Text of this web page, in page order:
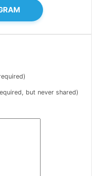
but never shared)